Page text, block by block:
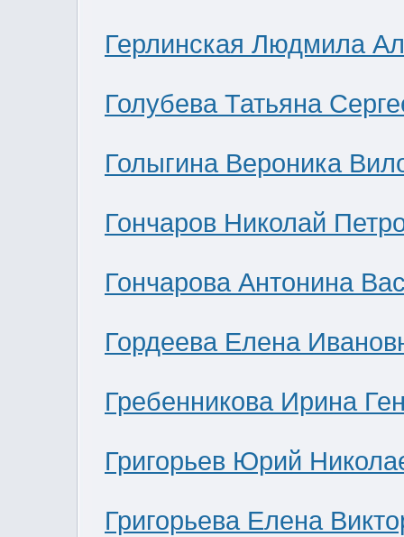
Герлинская Людмила
Голубева Татьяна
Голыгина Вероника
Гончаров Николай
Гончарова Антонина
Гордеева Елена
Гребенникова Ирина
Григорьев Юрий
Григорьева Елена